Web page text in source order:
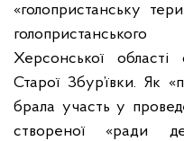
«голопристанську
Херсонської області
Старої Збур’ївки. Як
брала участь у
створеної «ради